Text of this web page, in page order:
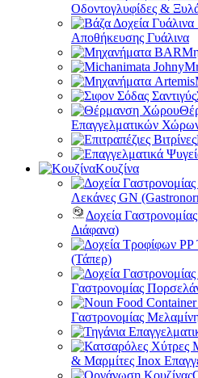
Οδοντογλυφίδες &
Αποθήκευσης Γυάλινα
Επαγγελματικών
Κουζίνα
Λεκάνες GN
Δοχεία
Διάφανα)
(Τάπερ)
Γαστρονομίας
Γαστρονομίας
& Μαρμίτες Inox